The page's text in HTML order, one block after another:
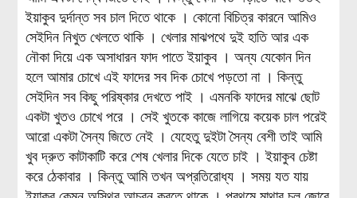
ইয়াকুব দুর্দান্ত সব চাল দিতে থাকে । কোনো বিচিত্র কারনে আমিও
সেইদিন নিখুত খেলতে থাকি । খেলার মাঝপথে দুই হাতি আর এক
নৌকা দিয়ে এক অসাধারন ফাদ পাতে ইয়াকুব । অন্য যেকোন দিন
হলে আমার চোখে এই ফাদের সব দিক চোখে পড়তো না । কিন্তু
সেইদিন সব কিছু পরিষ্কার দেখতে পাই । এমনকি ফাদের মাঝে ছোট
একটা খুতও চোখে পরে । সেই খুতকে কাজে লাগিয়ে কয়েক চাল পরেই
আরো একটা সৈন্য জিতে নেই । যেহেতু দুইটা সৈন্য বেশী তাই আমি
খুব দ্রুত কাটাকাটি করে শেষ খেলার দিকে যেতে চাই । ইয়াকুব চেষ্টা
করে ঠেকাবার । কিন্তু আমি তখন অপ্রতিরোধ্য । সময় যত যায়